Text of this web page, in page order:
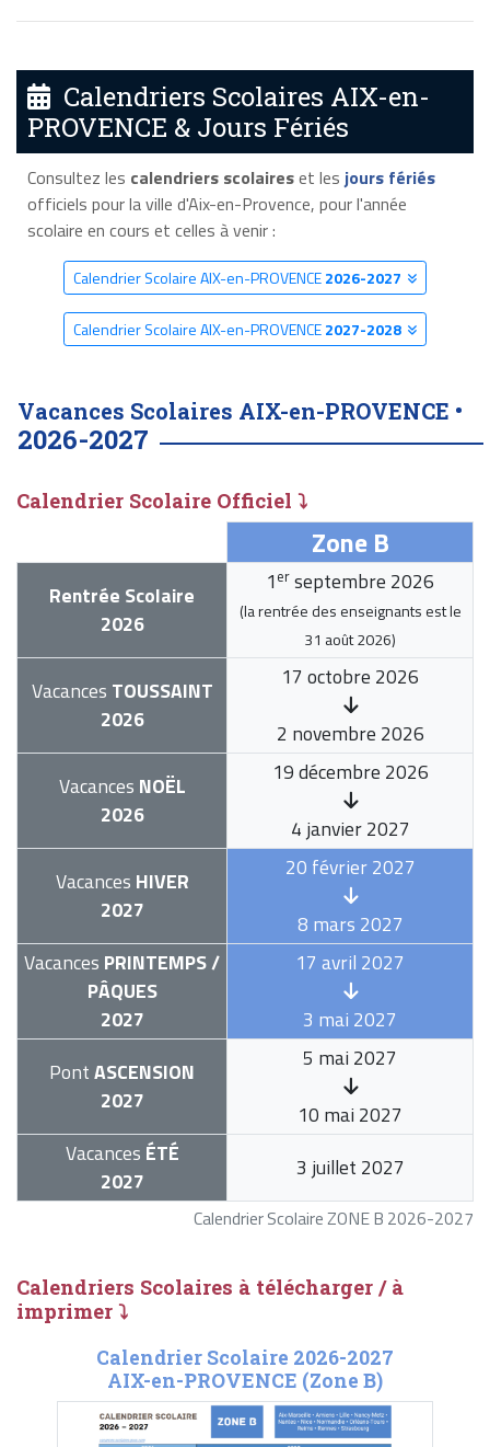
Calendriers Scolaires AIX-en-
PROVENCE & Jours Fériés
Consultez les calendriers scolaireset les jours fériés
officiels pour la ville d'Aix-en-Provence, pour l'année
scolaire en cours et celles à venir :
Calendrier Scolaire AIX-en-PROVENCE2026-2027
Calendrier Scolaire AIX-en-PROVENCE2027-2028
Vacances Scolaires AIX-en-PROVENCE •
2026-2027
Calendrier Scolaire Officiel ⤵
Calendrier Scolaire ZONE B 2026-2027
Zone B
Rentrée Scolaire
2026
1 er septembre 2026
(la rentrée des enseignants est le
31 août 2026)
Vacances TOUSSAINT
2026
17 octobre 2026
2 novembre 2026
Vacances NOËL
2026
19 décembre 2026
4 janvier 2027
Vacances HIVER
2027
20 février 2027
8 mars 2027
Vacances PRINTEMPS /
PÂQUES
2027
17 avril 2027
3 mai 2027
PontASCENSION
2027
5 mai 2027
10 mai 2027
Vacances ÉTÉ
2027
3 juillet 2027
Calendriers Scolaires à télécharger / à
imprimer ⤵
Calendrier Scolaire 2026-2027
AIX-en-PROVENCE (Zone B)